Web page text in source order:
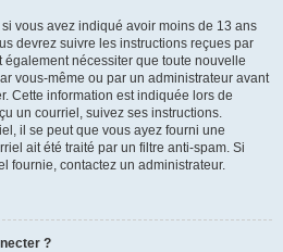
vous avez indiqué avoir moins de 13 ans
devrez suivre les instructions reçues par
nécessiter que toute nouvelle
vous-même ou par un administrateur avant
Cette information est indiquée lors de
un courriel, suivez ses instructions.
il se peut que vous ayez fourni une
ait été traité par un filtre anti-spam. Si
fournie, contactez un administrateur.
?